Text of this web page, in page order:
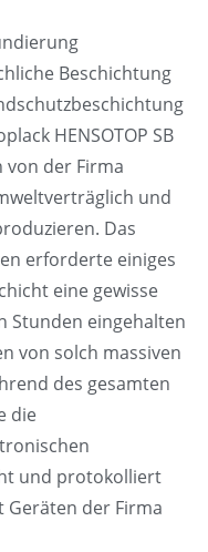
Beschichtung
HENSOTOP SB
von der Firma
und
Das
erforderte einiges
eine gewisse
Stunden eingehalten
von solch massiven
des gesamten
die
und protokolliert
der Firma